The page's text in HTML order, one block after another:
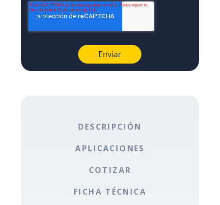
DESCRIPCIÓN
APLICACIONES
COTIZAR
FICHA TÉCNICA